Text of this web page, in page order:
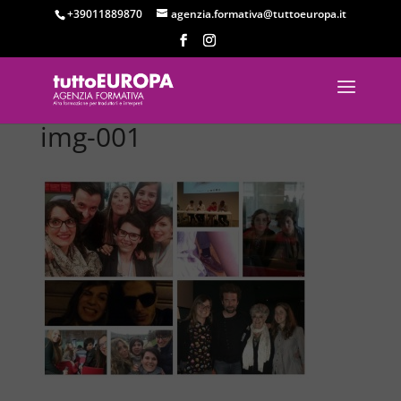
+39011889870 agenzia.formativa@tuttoeuropa.it
img-001